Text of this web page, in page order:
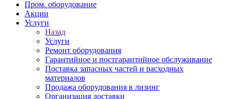
Пром. оборудование
Акции
Услуги
Назад
Услуги
Ремонт оборудования
Гарантийное и постгарантийное обслуживание
Поставка запасных частей и расходных
материалов
Продажа оборудования в лизинг
Организация доставки